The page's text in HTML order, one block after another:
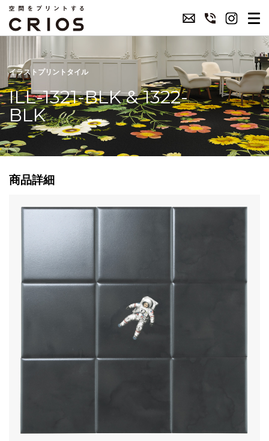
イラストプリントタイル
ILL-1321-BLK & 1322-
BLK
商品詳細